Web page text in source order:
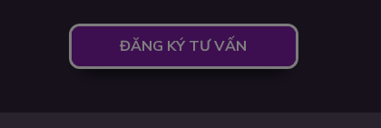
ĐĂNG KÝ TƯ VẤN